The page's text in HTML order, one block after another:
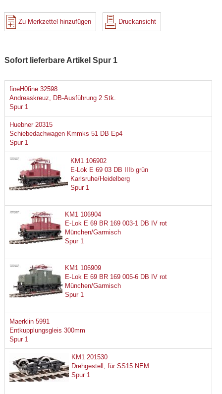
Zu Merkzettel hinzufügen Druckansicht
Sofort lieferbare Artikel Spur 1
fineH0fine 32598
Andreaskreuz, DB-Ausführung 2 Stk.
Spur 1
Huebner 20315
Schiebedachwagen Kmmks 51 DB Ep4
Spur 1
KM1 106902
E-Lok E 69 03 DB IIIb grün
Karlsruhe/Heidelberg
Spur 1
KM1 106904
E-Lok E 69 BR 169 003-1 DB IV rot
München/Garmisch
Spur 1
KM1 106909
E-Lok E 69 BR 169 005-6 DB IV rot
München/Garmisch
Spur 1
Maerklin 5991
Entkupplungsgleis 300mm
Spur 1
KM1 201530
Drehgestell, für SS15 NEM
Spur 1